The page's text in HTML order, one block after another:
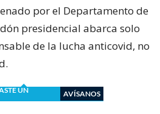
por el Departamento de
presidencial abarca solo
de la lucha anticovid, no
UN
AVÍSANOS